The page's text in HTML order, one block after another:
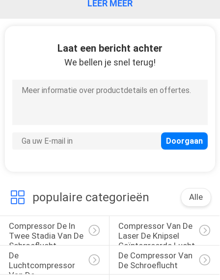
LEER MEER
Laat een bericht achter
We bellen je snel terug!
populaire categorieën Alle
Compressor De In
Twee Stadia Van De
Schroeflucht
Compressor Van De
Laser De Knipsel
Geïntegreerde Lucht
De
Luchtcompressor
Van De
De Compressor Van
De Schroeflucht